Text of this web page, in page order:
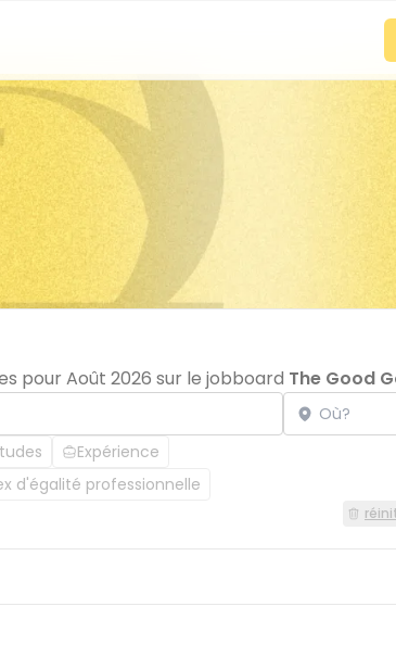
pour Août 2026 sur le jobboard The Good
Localisation
Expérience
d'égalité professionnelle